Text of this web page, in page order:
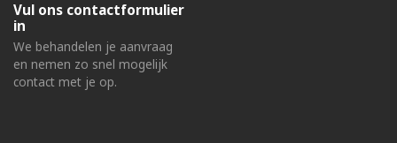
Vul ons contactformulier
in
We behandelen je aanvraag
en nemen zo snel mogelijk
contact met je op.